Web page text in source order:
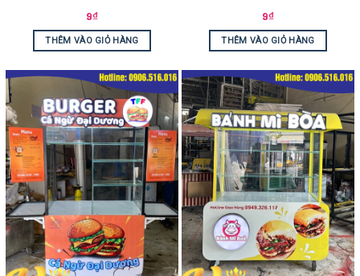
9₫
THÊM VÀO GIỎ HÀNG
9₫
THÊM VÀO GIỎ HÀNG